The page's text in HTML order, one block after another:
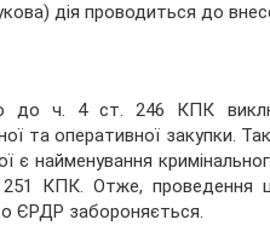
дія проводиться до
до ч. 4 ст. 246 КПК
та оперативної закупки.
є найменування
КПК. Отже, проведення
ЄРДР забороняється.